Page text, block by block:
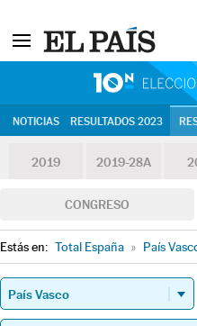
NOTICIAS RESULTADOS 2023
2019 2019-28A
CONGRESO
Estás en: Total España » País